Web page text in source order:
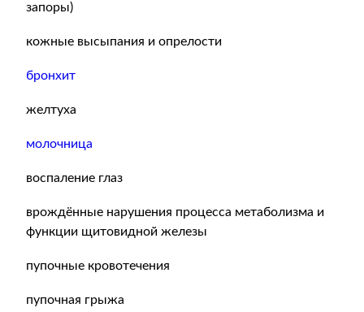
запоры)
кожные высыпания и опрелости
бронхит
желтуха
молочница
воспаление глаз
врождённые нарушения процесса метаболизма и
функции щитовидной железы
пупочные кровотечения
пупочная грыжа